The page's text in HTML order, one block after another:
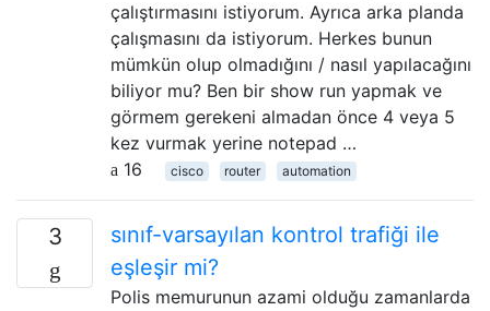
çalıştırmasını istiyorum. Ayrıca arka planda
çalışmasını da istiyorum. Herkes bunun
mümkün olup olmadığını / nasıl yapılacağını
biliyor mu? Ben bir show run yapmak ve
görmem gerekeni almadan önce 4 veya 5
kez vurmak yerine notepad …
16
cisco router automation
3
sınıf-varsayılan kontrol trafiği ile
eşleşir mi?
Polis memurunun azami olduğu zamanlarda